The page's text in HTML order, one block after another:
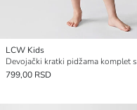
LCW Kids
799,00 RSD